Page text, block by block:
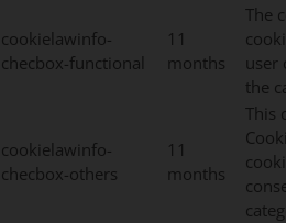
cookielawinfo-
checbox-functional
11
months
The
user
the
cookielawinfo-
checbox-others
11
months
This